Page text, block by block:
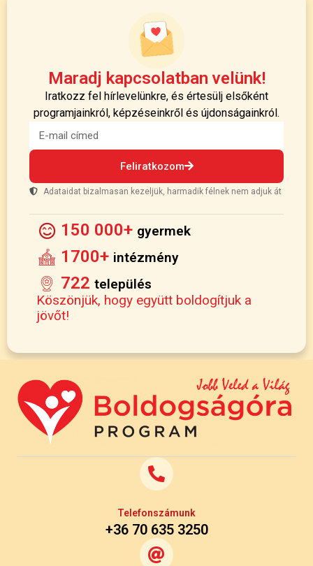
Maradj kapcsolatban velünk!
Iratkozz fel hírlevelünkre, és értesülj elsőként
programjainkról, képzéseinkről és újdonságainkról.
Feliratkozom
Adataidat bizalmasan kezeljük, harmadik félnek nem adjuk át
150 000+ gyermek
1700+ intézmény
722 település
Köszönjük, hogy együtt boldogítjuk a
jövőt!
Telefonszámunk
+36 70 635 3250